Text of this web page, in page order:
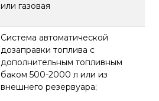
или газовая
Система автоматической
дозаправки топлива с
дополнительным топливным
баком 500-2000 л или из
внешнего резервуара;